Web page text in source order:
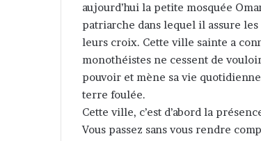
aujourd’hui la petite mosquée
patriarche dans lequel il assure
leurs croix. Cette ville sainte a
monothéistes ne cessent de
pouvoir et mène sa vie
terre foulée.
Cette ville, c’est d’abord la
Vous passez sans vous rendre